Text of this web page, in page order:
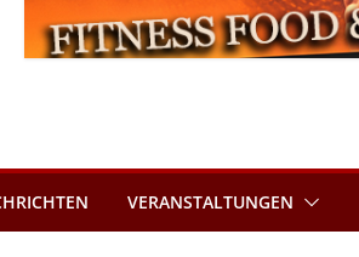
VERANSTALTUNGEN